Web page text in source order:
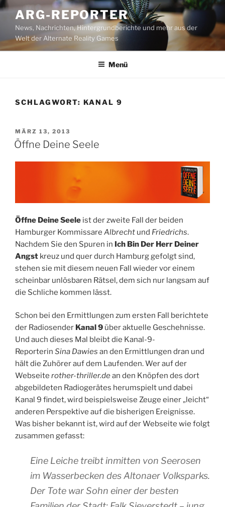
Zum
Inhalt
springen
ARG-REPORTER
News, Nachrichten, Hintergrundberichte und mehr aus der
Welt der Alternate Reality Games
Menü
SCHLAGWORT: KANAL 9
VERÖFFENTLICHT
AM
MÄRZ 13, 2013
Öffne Deine Seele
Öffne Deine Seele ist der zweite Fall der beiden
Hamburger Kommissare Albrecht und Friedrichs.
Nachdem Sie den Spuren in Ich Bin Der Herr Deiner
Angst kreuz und quer durch Hamburg gefolgt sind,
stehen sie mit diesem neuen Fall wieder vor einem
scheinbar unlösbaren Rätsel, dem sich nur langsam auf
die Schliche kommen lässt.
Schon bei den Ermittlungen zum ersten Fall berichtete
der Radiosender Kanal 9 über aktuelle Geschehnisse.
Und auch dieses Mal bleibt die Kanal-9-
Reporterin Sina Dawies an den Ermittlungen dran und
hält die Zuhörer auf dem Laufenden. Wer auf der
Webseite rother-thriller.dean den Knöpfen des dort
abgebildeten Radiogerätes herumspielt und dabei
Kanal 9 findet, wird beispielsweise Zeuge einer „leicht“
anderen Perspektive auf die bisherigen Ereignisse.
Was bisher bekannt ist, wird auf der Webseite wie folgt
zusammen gefasst:
Eine Leiche treibt inmitten von Seerosen
im Wasserbecken des Altonaer Volksparks.
Der Tote war Sohn einer der besten